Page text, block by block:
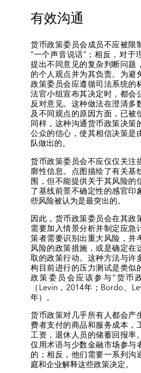
有效沟通
货币政策委员会成员不应被限
“一个声音说话”；相反，对于
提出不同意见的复杂判断问题
的个人观点并为其负责。为避
政策委员会应遵循司法系统的
法官小组宣布其决定时，都会
反对意见。这种做法在澄清多
及不同观点的原因方面，已被
同样，这种沟通货币政策决策
公众的信心，使其相信决策是
队做出的。
货币政策委员会不应仅仅关注
廓性信息。点图描绘了有关基
围，但不能提供关于其风险的
了基线前景不确定性的感官印
些风险被认为是最突出的。
因此，货币政策委员会在其政
需要加入情景分析并制定应急
策者需要识别出重大风险，并
风险的政策措施，或是确定在
取的政策行动。这种方法与许
构目前进行的压力测试是类似
政策委员会应该参与“货币
（Levin，2014年；Bordo、
年）。
货币政策对几乎所有人都会产
费者支付的商品和服务成本，
工资，退休人员的储蓄回报率
仅用术语与少数金融市场参与
的；相反，他们需要一系列沟
庭和企业解释这些政策决定。